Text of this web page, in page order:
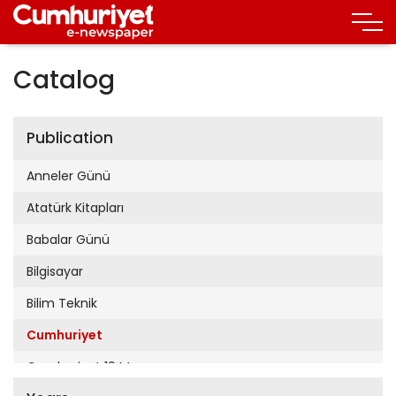
Catalog
Publication
Anneler Günü
Atatürk Kitapları
Babalar Günü
Bilgisayar
Bilim Teknik
Cumhuriyet
Cumhuriyet 19 Mayıs